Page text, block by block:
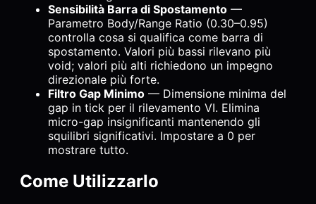
Sensibilità Barra di Spostamento —
Parametro Body/Range Ratio (0.30–0.95)
controlla cosa si qualifica come barra di
spostamento. Valori più bassi rilevano più
void; valori più alti richiedono un impegno
direzionale più forte.
Filtro Gap Minimo — Dimensione minima del
gap in tick per il rilevamento VI. Elimina
micro-gap insignificanti mantenendo gli
squilibri significativi. Impostare a 0 per
mostrare tutto.
Come Utilizzarlo